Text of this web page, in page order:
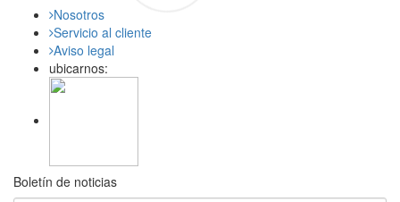
Nosotros
Servicio al cliente
Aviso legal
ubicarnos:
Boletín de noticias